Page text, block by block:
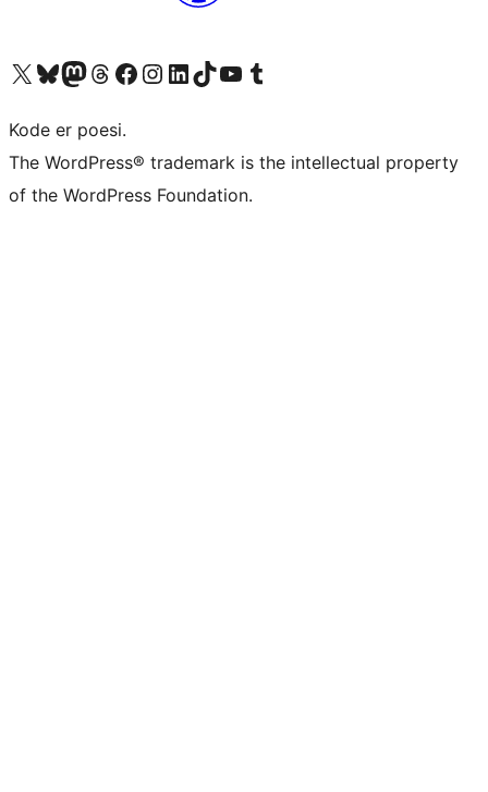
Besøg vores X (tidligere Twitter) konto
Besøg vores Bluesky-konto
Besøg vores Mastodon konto
Besøg vores Threads-konto
Besøg vores Facebook sideBesøg vores Instagram konto
Besøg vores LinkedIn konto
Besøg vores TikTok-konto
Besøg vores YouTube-kanalBesøg vores Tumblr-konto
Kode er poesi.
The WordPress® trademark is the intellectual property
of the WordPress Foundation.